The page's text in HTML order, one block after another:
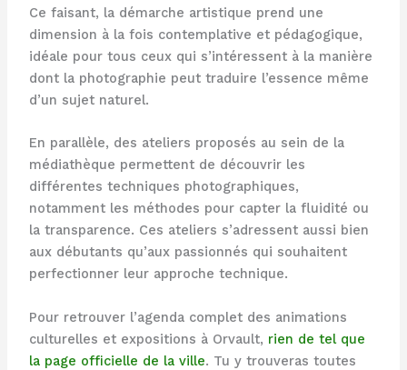
Ce faisant, la démarche artistique prend une
dimension à la fois contemplative et pédagogique,
idéale pour tous ceux qui s’intéressent à la manière
dont la photographie peut traduire l’essence même
d’un sujet naturel.
En parallèle, des ateliers proposés au sein de la
médiathèque permettent de découvrir les
différentes techniques photographiques,
notamment les méthodes pour capter la fluidité ou
la transparence. Ces ateliers s’adressent aussi bien
aux débutants qu’aux passionnés qui souhaitent
perfectionner leur approche technique.
Pour retrouver l’agenda complet des animations
culturelles et expositions à Orvault, rien de tel que
la page officielle de la ville. Tu y trouveras toutes